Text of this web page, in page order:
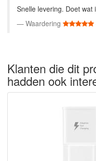
Snelle levering. Doet
Waardering
Klanten die dit
hadden ook